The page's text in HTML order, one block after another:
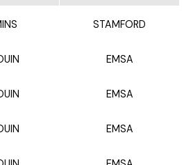
STAMFORD
EMSA
EMSA
EMSA